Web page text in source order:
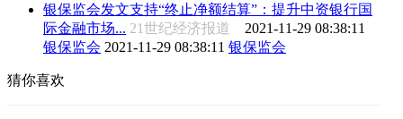
银保监会发文支持“终止净额结算”：提升中资银行国
际金融市场... 21世纪经济报道 2021-11-29 08:38:11
银保监会 2021-11-29 08:38:11 银保监会
猜你喜欢